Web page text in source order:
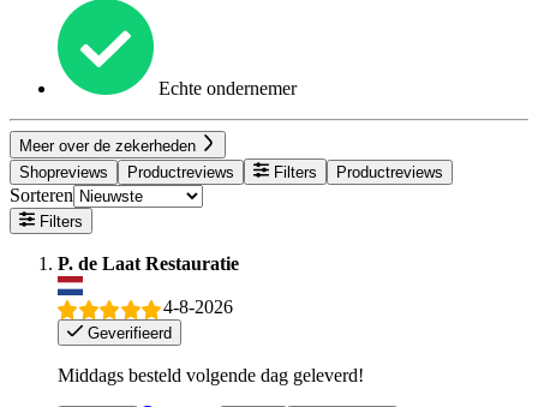
Echte ondernemer
Meer over de zekerheden
Shopreviews
Productreviews Filters Productreviews
Sorteren
Filters
P. de Laat Restauratie
4-8-2026
Geverifieerd
Middags besteld volgende dag geleverd!